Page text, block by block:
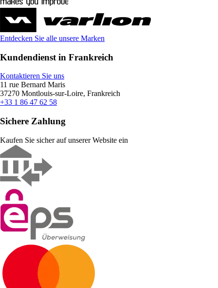
Entdecken Sie alle unsere Marken
Kundendienst in Frankreich
Kontaktieren Sie uns
11 rue Bernard Maris
37270 Montlouis-sur-Loire, Frankreich
+33 1 86 47 62 58
Sichere Zahlung
Kaufen Sie sicher auf unserer Website ein